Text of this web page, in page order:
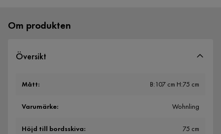
Om produkten
Översikt
Mått: B:107 cm H:75 cm
Varumärke: Wohnling
Höjd till bordsskiva: 75 cm